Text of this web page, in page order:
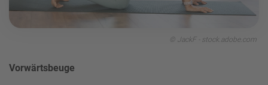
© JackF - stock.adobe.com
Vorwärtsbeuge